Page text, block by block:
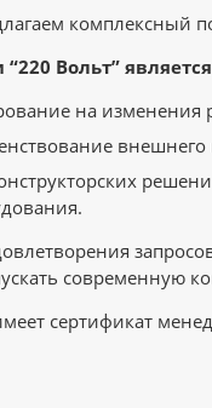
комплексный
Вольт”
на изменения
внешнего
современную
сертификат